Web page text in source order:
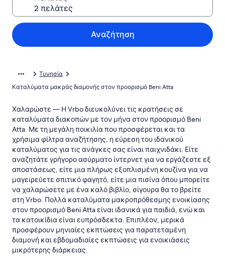
Αναζήτηση
Τυνησία
Καταλύματα μακράς διαμονής στον προορισμό Beni Atta
Χαλαρώστε — Η Vrbo διευκολύνει τις κρατήσεις σε
καταλύματα διακοπών με τον μήνα στον προορισμό Beni
Atta. Με τη μεγάλη ποικιλία που προσφέρεται και τα
χρήσιμα φίλτρα αναζήτησης, η εύρεση του ιδανικού
καταλύματος για τις ανάγκες σας είναι παιχνιδάκι. Είτε
αναζητάτε γρήγορο ασύρματο ίντερνετ για να εργάζεστε εξ
αποστάσεως, είτε μια πλήρως εξοπλισμένη κουζίνα για να
μαγειρεύετε σπιτικό φαγητό, είτε μια πισίνα όπου μπορείτε
να χαλαρώσετε με ένα καλό βιβλίο, σίγουρα θα το βρείτε
στη Vrbo. Πολλά καταλύματα μακροπρόθεσμης ενοικίασης
στον προορισμό Beni Atta είναι ιδανικά για παιδιά, ενώ και
τα κατοικίδια είναι ευπρόσδεκτα. Επιπλέον, μερικά
προσφέρουν μηνιαίες εκπτώσεις για παρατεταμένη
διαμονή και εβδομαδιαίες εκπτώσεις για ενοικιάσεις
μικρότερης διάρκειας.